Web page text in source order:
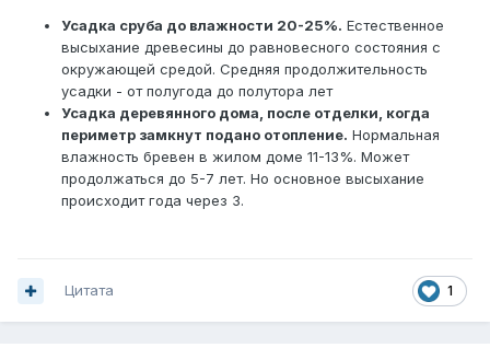
Усадка сруба до влажности 20-25%. Естественное
высыхание древесины до равновесного состояния с
окружающей средой. Средняя продолжительность
усадки - от полугода до полутора лет
Усадка деревянного дома, после отделки, когда
периметр замкнут подано отопление. Нормальная
влажность бревен в жилом доме 11-13%. Может
продолжаться до 5-7 лет. Но основное высыхание
происходит года через 3.
1
Цитата